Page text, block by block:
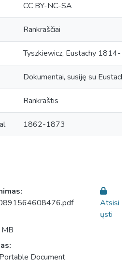
CC BY-NC-SA
Rankraščiai
Tyszkiewicz, Eustachy 1814-
Dokumentai, susiję su
Rankraštis
1862-1873
Document
Atsisi
ųsti